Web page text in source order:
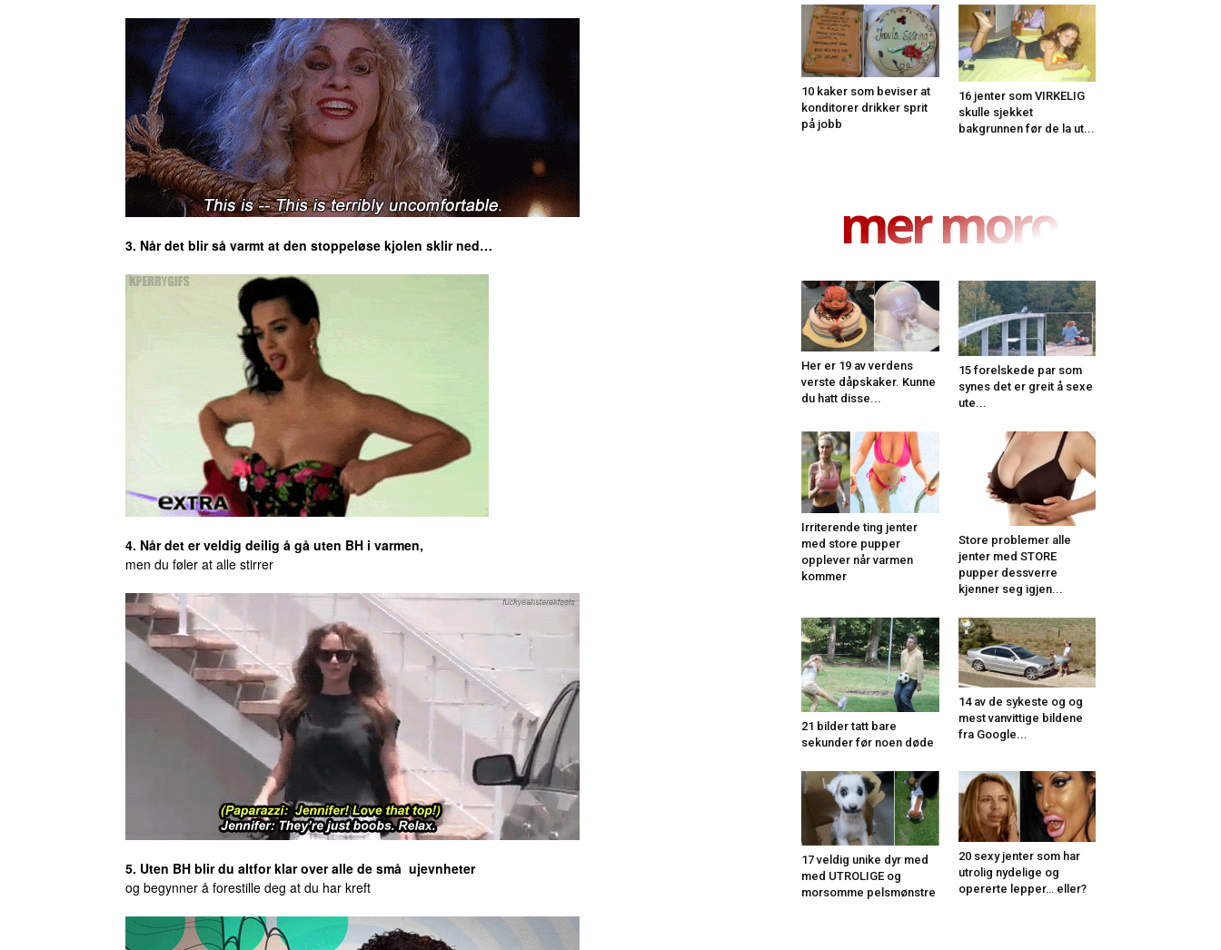
3. Når det blir så varmt at den stoppeløse kjolen sklir ned…
4. Når det er veldig deilig å gå uten BH i varmen,
men du føler at alle stirrer
5. Uten BH blir du altfor klar over alle de små ujevnheter
og begynner å forestille deg at du har kreft
10 kaker som beviser at
konditorer drikker sprit
på jobb
16 jenter som VIRKELIG
skulle sjekket
bakgrunnen før de la ut...
mer moro
Her er 19 av verdens
verste dåpskaker. Kunne
du hatt disse...
15 forelskede par som
synes det er greit å sexe
ute...
Irriterende ting jenter
med store pupper
opplever når varmen
kommer
Store problemer alle
jenter med STORE
pupper dessverre
kjenner seg igjen...
21 bilder tatt bare
sekunder før noen døde
14 av de sykeste og og
mest vanvittige bildene
fra Google...
17 veldig unike dyr med
med UTROLIGE og
morsomme pelsmønstre
20 sexy jenter som har
utrolig nydelige og
opererte lepper… eller?